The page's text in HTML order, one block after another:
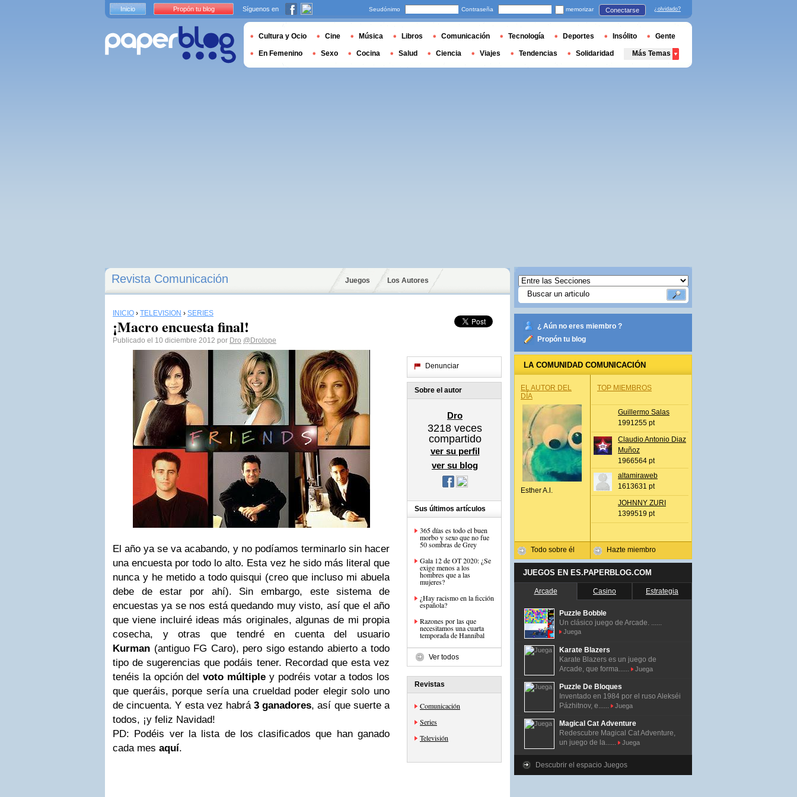
Revista Comunicación Juegos Los Autores
INICIO › TELEVISIÓN › SERIES
¡Macro encuesta final!
Publicado el 10 diciembre 2012 por Dro @Drolope
El año ya se va acabando, y no podíamos terminarlo sin hacer
una encuesta por todo lo alto. Esta vez he sido más literal que
nunca y he metido a todo quisqui (creo que incluso mi abuela
debe de estar por ahí). Sin embargo, este sistema de
encuestas ya se nos está quedando muy visto, así que el año
que viene incluiré ideas más originales, algunas de mi propia
cosecha, y otras que tendré en cuenta del usuario
Kurman (antiguo FG Caro), pero sigo estando abierto a todo
tipo de sugerencias que podáis tener. Recordad que esta vez
tenéis la opción delvoto múltiple y podréis votar a todos los
que queráis, porque sería una crueldad poder elegir solo uno
de cincuenta. Y esta vez habrá3 ganadores, así que suerte a
todos, ¡y feliz Navidad!
PD: Podéis ver la lista de los clasificados que han ganado
cada mes aquí.
Denunciar
Sobre el autor
Dro
3218 veces
compartido
ver su perfil
ver su blog
Sus últimos artículos
365 días es todo el buen
morbo y sexo que no fue
50 sombras de Grey
Gala 12 de OT 2020: ¿Se
exige menos a los
hombres que a las
mujeres?
¿Hay racismo en la ficción
española?
Razones por las que
necesitamos una cuarta
temporada de Hannibal
Ver todos
Revistas
Comunicación
Series
Televisión
¿ Aún no eres miembro ?
Propón tu blog
LA COMUNIDAD COMUNICACIÓN
EL AUTOR DEL
DÍA
Esther A.l.
Todo sobre él
TOP MIEMBROS
Guillermo Salas
1991255 pt
Claudio Antonio Diaz
Muñoz
1966564 pt
altamiraweb
1613631 pt
JOHNNY ZURI
1399519 pt
Hazte miembro
JUEGOS EN ES.PAPERBLOG.COM
Arcade Casino Estrategia
Puzzle Bobble
Un clásico juego de Arcade. ......
Juega
Karate Blazers
Karate Blazers es un juego de
Arcade, que forma......
Juega
Puzzle De Bloques
Inventado en 1984 por el ruso Alekséi
Pázhitnov, e......
Juega
Magical Cat Adventure
Redescubre Magical Cat Adventure,
un juego de la......
Juega
Descubrir el espacio Juegos
Inicio Propón tu blog Síguenos en Seudónimo Contraseña memorizar Conectarse ¿olvidado?
Cultura y Ocio Cine Música Libros Comunicación Tecnología Deportes Insólito Gente
En Femenino Sexo Cocina Salud Ciencia Viajes Tendencias Solidaridad Más Temas